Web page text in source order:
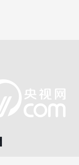
知識！